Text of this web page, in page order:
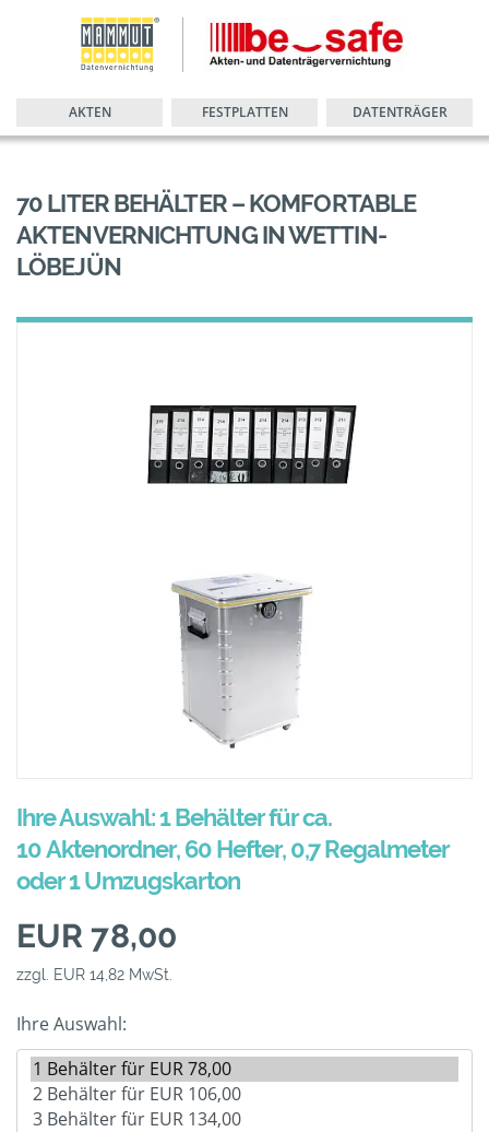
AKTEN FESTPLATTEN DATENTRÄGER
70 LITER BEHÄLTER – KOMFORTABLE
AKTENVERNICHTUNG IN WETTIN-
LÖBEJÜN
Ihre Auswahl: 1 Behälter für ca.
10 Aktenordner, 60 Hefter, 0,7 Regalmeter
oder 1 Umzugskarton
EUR 78,00
zzgl. EUR 14,82 MwSt.
Ihre Auswahl: